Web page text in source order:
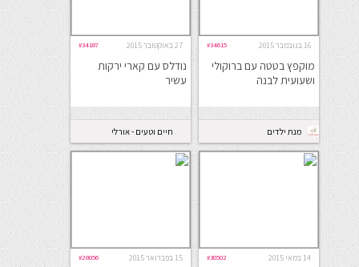
16 בנובמבר 2015 #34615
מוקפץ בטטה עם ברוקולי
ושעועית לבנה
מנת ילדים
27 באוקטובר 2015 #34187
נודלס עם קארי ירקות
עשיר
חיים וטעים - אורלי
כהן
14 במאי 2015 #30502 15 בפברואר 2015 #28056